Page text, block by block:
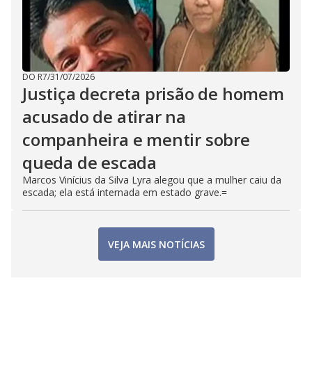
DO R7/31/07/2026
Justiça decreta prisão de homem
acusado de atirar na
companheira e mentir sobre
queda de escada
Marcos Vinícius da Silva Lyra alegou que a mulher caiu da
escada; ela está internada em estado grave.=
VEJA MAIS NOTÍCIAS